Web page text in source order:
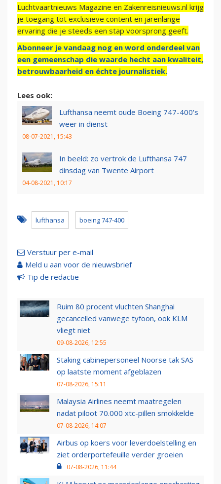
Luchtvaartnieuws Magazine en Zakenreisnieuws.nl krijg
je toegang tot exclusieve content en jarenlange
ervaring die je steeds een stap voorsprong geeft.
Abonneer je vandaag nog en word onderdeel van
een gemeenschap die waarde hecht aan kwaliteit,
betrouwbaarheid en échte journalistiek.
Lees ook:
Lufthansa neemt oude Boeing 747-400's
weer in dienst
08-07-2021, 15:43
In beeld: zo vertrok de Lufthansa 747
dinsdag van Twente Airport
04-08-2021, 10:17
lufthansa boeing 747-400
Verstuur per e-mail
Meld u aan voor de nieuwsbrief
Tip de redactie
Ruim 80 procent vluchten Shanghai
gecancelled vanwege tyfoon, ook KLM
vliegt niet
09-08-2026, 12:55
Staking cabinepersoneel Noorse tak SAS
op laatste moment afgeblazen
07-08-2026, 15:11
Malaysia Airlines neemt maatregelen
nadat piloot 70.000 xtc-pillen smokkelde
07-08-2026, 14:07
Airbus op koers voor leverdoelstelling en
ziet orderportefeuille verder groeien
07-08-2026, 11:44